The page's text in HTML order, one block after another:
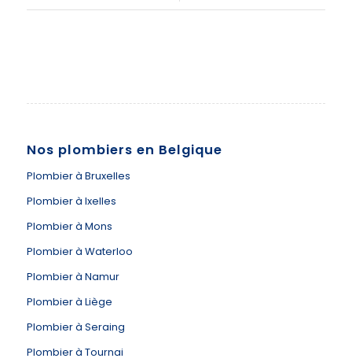
Nos plombiers en Belgique
Plombier à Bruxelles
Plombier à Ixelles
Plombier à Mons
Plombier à Waterloo
Plombier à Namur
Plombier à Liège
Plombier à Seraing
Plombier à Tournai